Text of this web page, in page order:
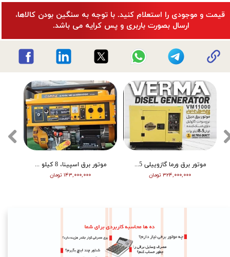
​قیمت و موجودی را استعلام کنید. با توجه به سنگین بودن کالاها،
ارسال بصورت باربری و پس کرایه می باشد.
شناور ورما 30 متری 1 اینچ 12 ولت خورشیدی JZDC3S-12V-30-S موتور برق ورما 4.5 کیلووات سایلنت اینورتر ریموت دار VM8500i